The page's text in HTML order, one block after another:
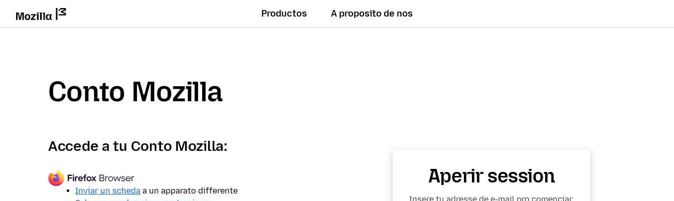
Productos A proposito de nos
Aperir session
Insere tu adresse de e-mail pro comenciar.
Conto Mozilla
Accede a tu Conto Mozilla:
Inviar un scheda a un apparato differente